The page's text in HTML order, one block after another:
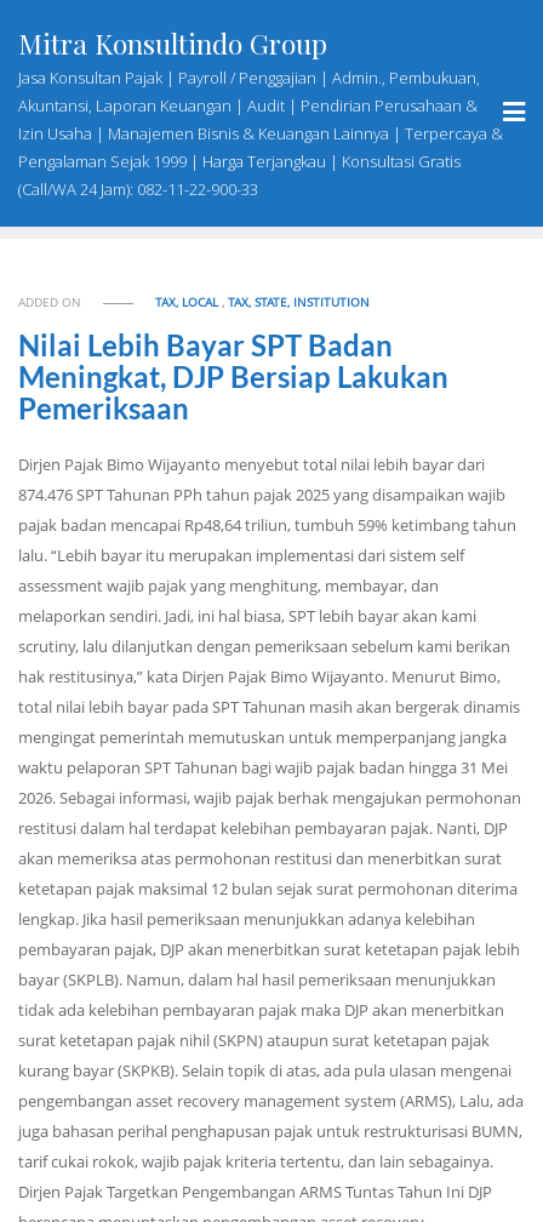
content
Mitra Konsultindo Group
Jasa Konsultan Pajak | Payroll / Penggajian | Admin., Pembukuan,
Akuntansi, Laporan Keuangan | Audit | Pendirian Perusahaan &
Izin Usaha | Manajemen Bisnis & Keuangan Lainnya | Terpercaya &
Pengalaman Sejak 1999 | Harga Terjangkau | Konsultasi Gratis
(Call/WA 24 Jam): 082-11-22-900-33
ADDED ON TAX, LOCAL,TAX, STATE, INSTITUTION
Nilai Lebih Bayar SPT Badan
Meningkat, DJP Bersiap Lakukan
Pemeriksaan
Dirjen Pajak Bimo Wijayanto menyebut total nilai lebih bayar dari
874.476 SPT Tahunan PPh tahun pajak 2025 yang disampaikan wajib
pajak badan mencapai Rp48,64 triliun, tumbuh 59% ketimbang tahun
lalu. “Lebih bayar itu merupakan implementasi dari sistem self
assessment wajib pajak yang menghitung, membayar, dan
melaporkan sendiri. Jadi, ini hal biasa, SPT lebih bayar akan kami
scrutiny, lalu dilanjutkan dengan pemeriksaan sebelum kami berikan
hak restitusinya,” kata Dirjen Pajak Bimo Wijayanto. Menurut Bimo,
total nilai lebih bayar pada SPT Tahunan masih akan bergerak dinamis
mengingat pemerintah memutuskan untuk memperpanjang jangka
waktu pelaporan SPT Tahunan bagi wajib pajak badan hingga 31 Mei
2026. Sebagai informasi, wajib pajak berhak mengajukan permohonan
restitusi dalam hal terdapat kelebihan pembayaran pajak. Nanti, DJP
akan memeriksa atas permohonan restitusi dan menerbitkan surat
ketetapan pajak maksimal 12 bulan sejak surat permohonan diterima
lengkap. Jika hasil pemeriksaan menunjukkan adanya kelebihan
pembayaran pajak, DJP akan menerbitkan surat ketetapan pajak lebih
bayar (SKPLB). Namun, dalam hal hasil pemeriksaan menunjukkan
tidak ada kelebihan pembayaran pajak maka DJP akan menerbitkan
surat ketetapan pajak nihil (SKPN) ataupun surat ketetapan pajak
kurang bayar (SKPKB). Selain topik di atas, ada pula ulasan mengenai
pengembangan asset recovery management system (ARMS), Lalu, ada
juga bahasan perihal penghapusan pajak untuk restrukturisasi BUMN,
tarif cukai rokok, wajib pajak kriteria tertentu, dan lain sebagainya.
Dirjen Pajak Targetkan Pengembangan ARMS Tuntas Tahun Ini DJP